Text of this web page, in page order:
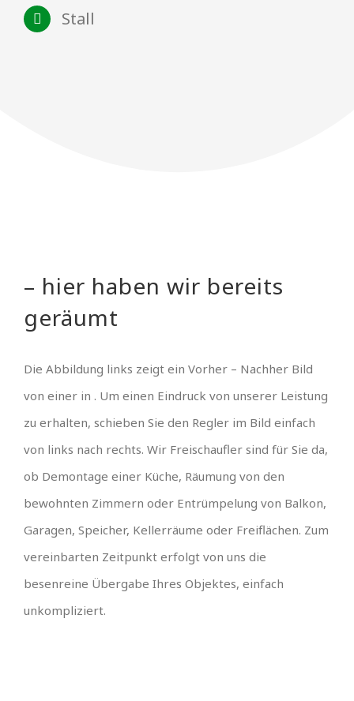
Stall
– hier haben wir bereits
geräumt
Die Abbildung links zeigt ein Vorher – Nachher Bild
von einer in . Um einen Eindruck von unserer Leistung
zu erhalten, schieben Sie den Regler im Bild einfach
von links nach rechts. Wir Freischaufler sind für Sie da,
ob Demontage einer Küche, Räumung von den
bewohnten Zimmern oder Entrümpelung von Balkon,
Garagen, Speicher, Kellerräume oder Freiflächen. Zum
vereinbarten Zeitpunkt erfolgt von uns die
besenreine Übergabe Ihres Objektes, einfach
unkompliziert.